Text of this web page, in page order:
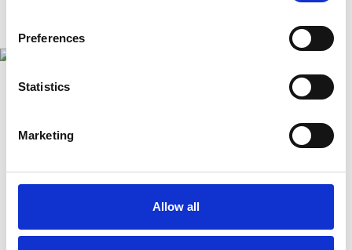
Preferences
Statistics
Marketing
Allow all